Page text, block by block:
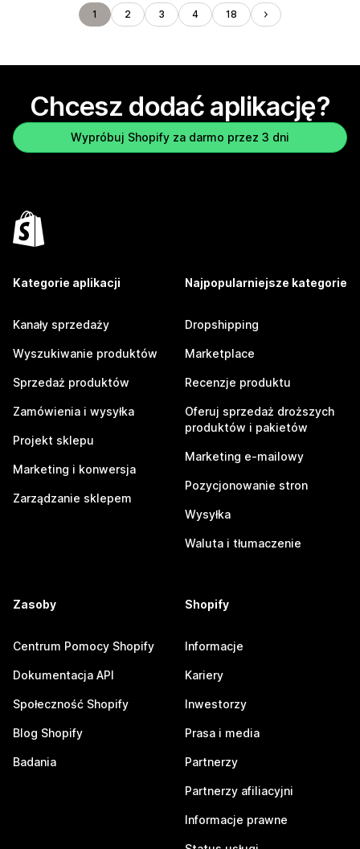
1 2 3 4 18
Chcesz dodać aplikację?
Wypróbuj Shopify za darmo przez 3 dni
Kategorie aplikacji
Kanały sprzedaży
Wyszukiwanie produktów
Sprzedaż produktów
Zamówienia i wysyłka
Projekt sklepu
Marketing i konwersja
Zarządzanie sklepem
Najpopularniejsze kategorie
Dropshipping
Marketplace
Recenzje produktu
Oferuj sprzedaż droższych
produktów i pakietów
Marketing e-mailowy
Pozycjonowanie stron
Wysyłka
Waluta i tłumaczenie
Zasoby
Centrum Pomocy Shopify
Dokumentacja API
Społeczność Shopify
Blog Shopify
Badania
Shopify
Informacje
Kariery
Inwestorzy
Prasa i media
Partnerzy
Partnerzy afiliacyjni
Informacje prawne